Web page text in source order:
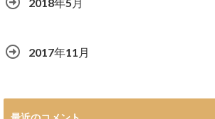
2017年11月